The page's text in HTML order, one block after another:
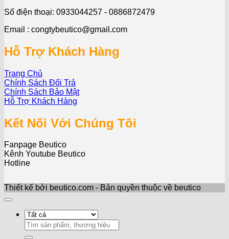
Số điện thoại: 0933044257 - 0886872479
Email : congtybeutico@gmail.com
Hỗ Trợ Khách Hàng
Trang Chủ
Chính Sách Đổi Trả
Chính Sách Bảo Mật
Hỗ Trợ Khách Hàng
Kết Nối Với Chúng Tôi
Fanpage Beutico
Kênh Youtube Beutico
Hotline
Thiết kế bởi beutico.com - Bản quyền thuộc về beutico
Search
for: